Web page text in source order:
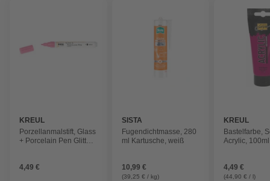
KREUL
Porzellanmalstift, Glass
+ Porcelain Pen Glitter,
4,49 €
SISTA
Fugendichtmasse, 280
ml Kartusche, weiß
10,99 €
(39,25 € / kg)
KREUL
Bastelfarbe,
Acrylic,
4,49 €
(44,90 € / l)